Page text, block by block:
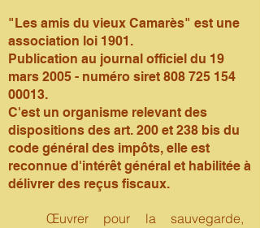
"Les amis du vieux Camarès" est une
association loi 1901.
Publication au journal officiel du 19
mars 2005 - numéro siret 808 725 154
00013.
C'est un organisme relevant des
dispositions des art. 200 et 238 bis du
code général des impôts, elle est
reconnue d'intérêt général et habilitée à
délivrer des reçus fiscaux.
Œuvrer pour la sauvegarde,